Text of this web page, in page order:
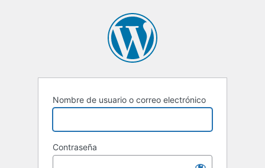
Nombre de usuario o correo electrónico
Contraseña